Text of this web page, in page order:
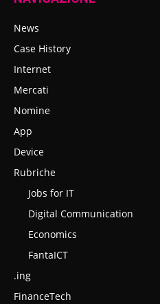
News
Case History
Internet
Mercati
Nomine
App
Device
Rubriche
Jobs for IT
Digital Communication
Economics
FantaICT
.ing
FinanceTech